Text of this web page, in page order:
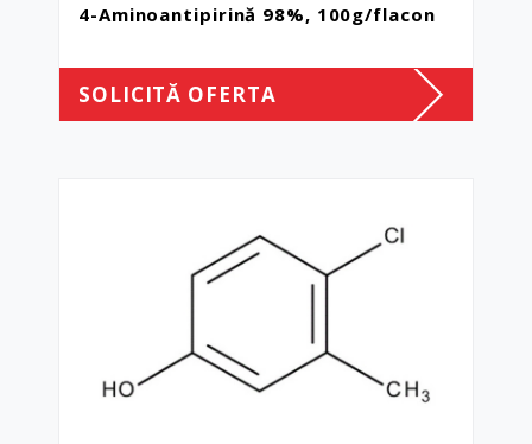
4-Aminoantipirină 98%, 100g/flacon
SOLICITĂ OFERTA